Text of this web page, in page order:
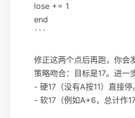
lose += 1
end
```
修正这两个点后再跑，你会
策略吻合：目标是17。进一
- 硬17（没有A按11）直接停。
- 软17（例如A+6，总计作17